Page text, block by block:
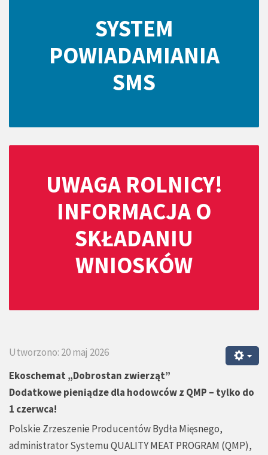
SYSTEM
POWIADAMIANIA
SMS
UWAGA ROLNICY!
INFORMACJA O
SKŁADANIU
WNIOSKÓW
Utworzono: 20 maj 2026
Ekoschemat „Dobrostan zwierząt”
Dodatkowe pieniądze dla hodowców z QMP – tylko do
1 czerwca!
Polskie Zrzeszenie Producentów Bydła Mięsnego,
administrator Systemu QUALITY MEAT PROGRAM (QMP),